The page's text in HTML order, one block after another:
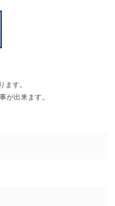
ます。
が出来ます。